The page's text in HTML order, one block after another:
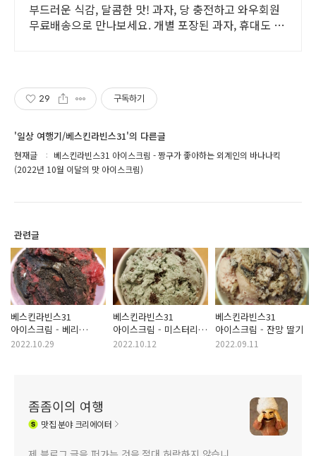
부드러운 식감, 달콤한 맛! 과자, 당 충전하고 와우회원
무료배송으로 만나보세요. 개별 포장된 과자, 휴대도 간
29 구독하기
'일상 여행기/베스킨라빈스31'의 다른글
현재글
베스킨라빈스31 아이스크림 - 짱구가 좋아하는 외계인의 바나나킥
(2022년 10월 이달의 맛 아이스크림)
관련글
베스킨라빈스31
아이스크림 - 베리
할로윈
2022.10.29
베스킨라빈스31
아이스크림 - 미스터리
그린 쿠앤크
2022.10.12
베스킨라빈스31
아이스크림 - 잔망 딸기
2022.09.11
좀좀이의 여행
맛집분야 크리에이터